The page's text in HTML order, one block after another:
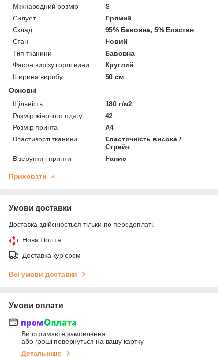
Міжнародний розмір
S
Силует
Прямий
Склад
95% Бавовна, 5% Еластан
Стан
Новий
Тип тканини
Бавовна
Фасон вирізу горловини
Круглий
Ширина виробу
50 см
Основні
Щільність
180 г/м2
Розмір жіночого одягу
42
Розмір принта
А4
Властивості тканини
Еластичність висока /
Стрейч
Візерунки і принти
Напис
Приховати
Умови доставки
Доставка здійснюється тільки по передоплаті.
Нова Пошта
Доставка кур'єром
Всі умови доставки
Умови оплати
Ви отримаєте замовлення
або гроші повернуться на вашу картку
Детальніше